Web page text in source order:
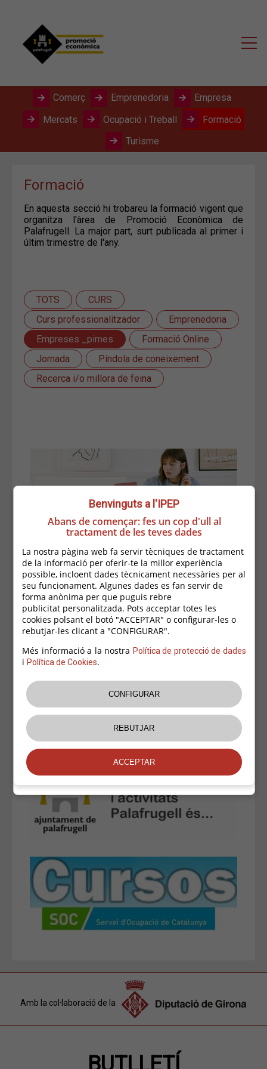
Comerç Emprenedoria
Empresa
Mercats
Ocupació i Treball
Formació
Turisme
Formació
En aquesta secció hi trobareu la formació vigent que
organitza l'àrea de Promoció Econòmica de
Palafrugell. La major part, surt publicada al primer i
últim trimestre de l'any.
TOTS
CURS
Curs professionalitzador
Emprenedoria
Empreses _pimes
Formació Online
Jornada
Píndola de coneixement
Recerca i/o millora de feina
Amb la col·laboració de la
BUTLLETÍ
Benvinguts a l'IPEP
Abans de començar: fes un cop d'ull al
tractament de les teves dades
La nostra pàgina web fa servir tècniques de tractament
de la informació per oferir-te la millor experiència
possible, incloent dades tècnicament necessàries per al
seu funcionament. Algunes dades es fan servir de
forma anònima per que puguis rebre
publicitat personalitzada. Pots acceptar totes les
cookies polsant el botó "ACCEPTAR" o configurar-les o
rebutjar-les clicant a "CONFIGURAR".
Més informació a la nostra Política de protecció de dades
iPolítica de Cookies.